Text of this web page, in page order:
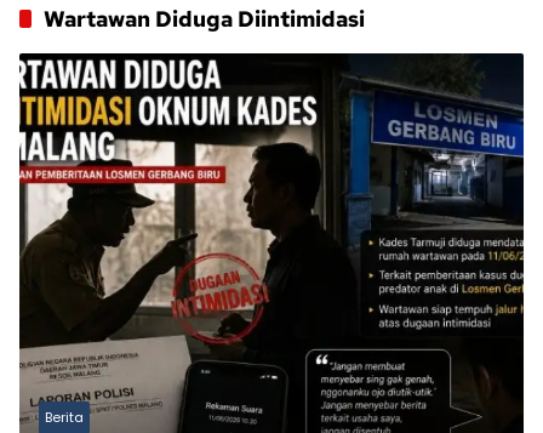
Wartawan Diduga Diintimidasi
Berita